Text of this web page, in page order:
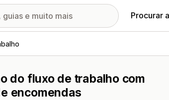
Procurar
do fluxo de trabalho com
encomendas